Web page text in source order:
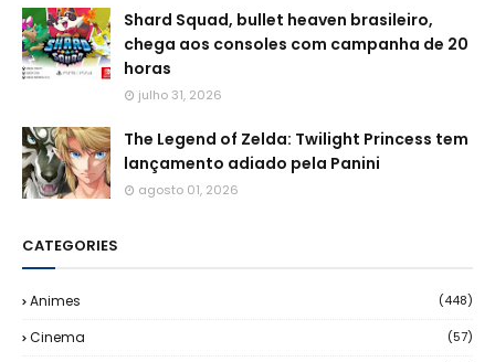
Shard Squad, bullet heaven brasileiro,
chega aos consoles com campanha de 20
horas
julho 31, 2026
The Legend of Zelda: Twilight Princess tem
lançamento adiado pela Panini
agosto 01, 2026
CATEGORIES
Animes (448)
Cinema (57)